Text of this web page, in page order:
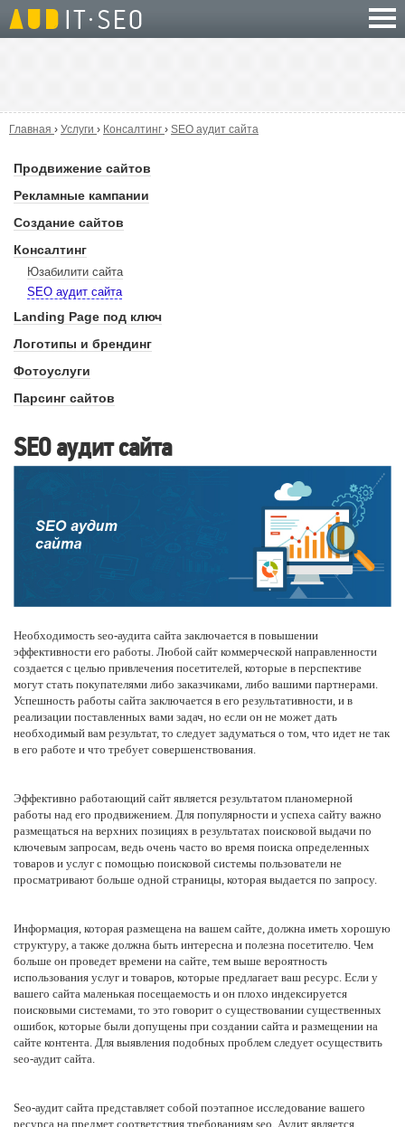
Главная › Услуги › Консалтинг › SEO аудит сайта
Продвижение сайтов
Рекламные кампании
Создание сайтов
Консалтинг
Юзабилити сайта
SEO аудит сайта
Landing Page под ключ
Логотипы и брендинг
Фотоуслуги
Парсинг сайтов
SEO аудит сайта
Необходимость seo-аудита сайта заключается в повышении
эффективности его работы. Любой сайт коммерческой направленности
создается с целью привлечения посетителей, которые в перспективе
могут стать покупателями либо заказчиками, либо вашими партнерами.
Успешность работы сайта заключается в его результативности, и в
реализации поставленных вами задач, но если он не может дать
необходимый вам результат, то следует задуматься о том, что идет не так
в его работе и что требует совершенствования.
Эффективно работающий сайт является результатом планомерной
работы над его продвижением. Для популярности и успеха сайту важно
размещаться на верхних позициях в результатах поисковой выдачи по
ключевым запросам, ведь очень часто во время поиска определенных
товаров и услуг с помощью поисковой системы пользователи не
просматривают больше одной страницы, которая выдается по запросу.
Информация, которая размещена на вашем сайте, должна иметь хорошую
структуру, а также должна быть интересна и полезна посетителю. Чем
больше он проведет времени на сайте, тем выше вероятность
использования услуг и товаров, которые предлагает ваш ресурс. Если у
вашего сайта маленькая посещаемость и он плохо индексируется
поисковыми системами, то это говорит о существовании существенных
ошибок, которые были допущены при создании сайта и размещении на
сайте контента. Для выявления подобных проблем следует осуществить
seo-аудит сайта.
Seo-аудит сайта представляет собой поэтапное исследование вашего
ресурса на предмет соответствия требованиям seo. Аудит является